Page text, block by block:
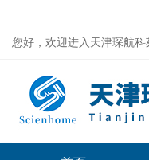
您好，欢迎进入天津琛航科